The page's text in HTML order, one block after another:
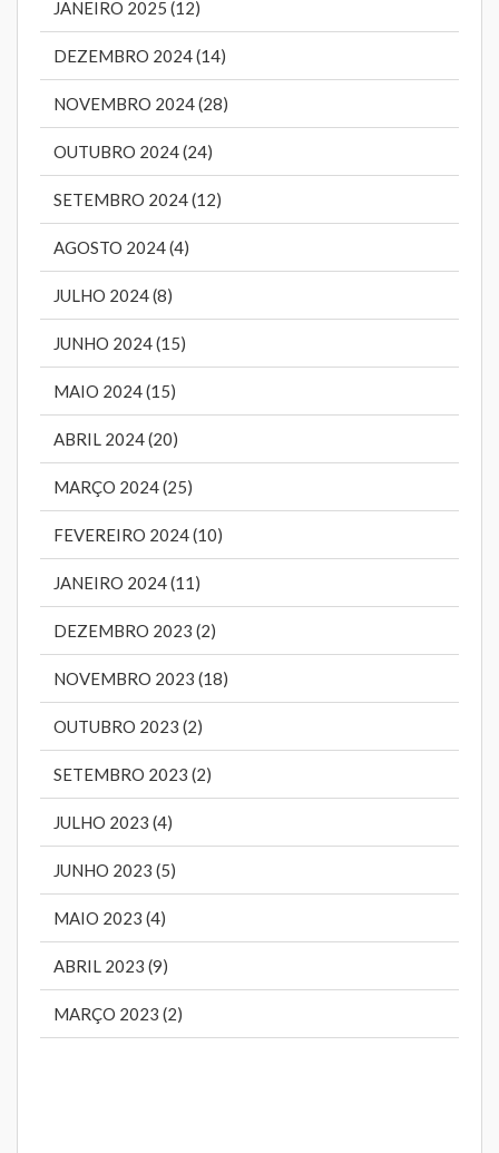
JANEIRO 2025 (12)
DEZEMBRO 2024 (14)
NOVEMBRO 2024 (28)
OUTUBRO 2024 (24)
SETEMBRO 2024 (12)
AGOSTO 2024 (4)
JULHO 2024 (8)
JUNHO 2024 (15)
MAIO 2024 (15)
ABRIL 2024 (20)
MARÇO 2024 (25)
FEVEREIRO 2024 (10)
JANEIRO 2024 (11)
DEZEMBRO 2023 (2)
NOVEMBRO 2023 (18)
OUTUBRO 2023 (2)
SETEMBRO 2023 (2)
JULHO 2023 (4)
JUNHO 2023 (5)
MAIO 2023 (4)
ABRIL 2023 (9)
MARÇO 2023 (2)